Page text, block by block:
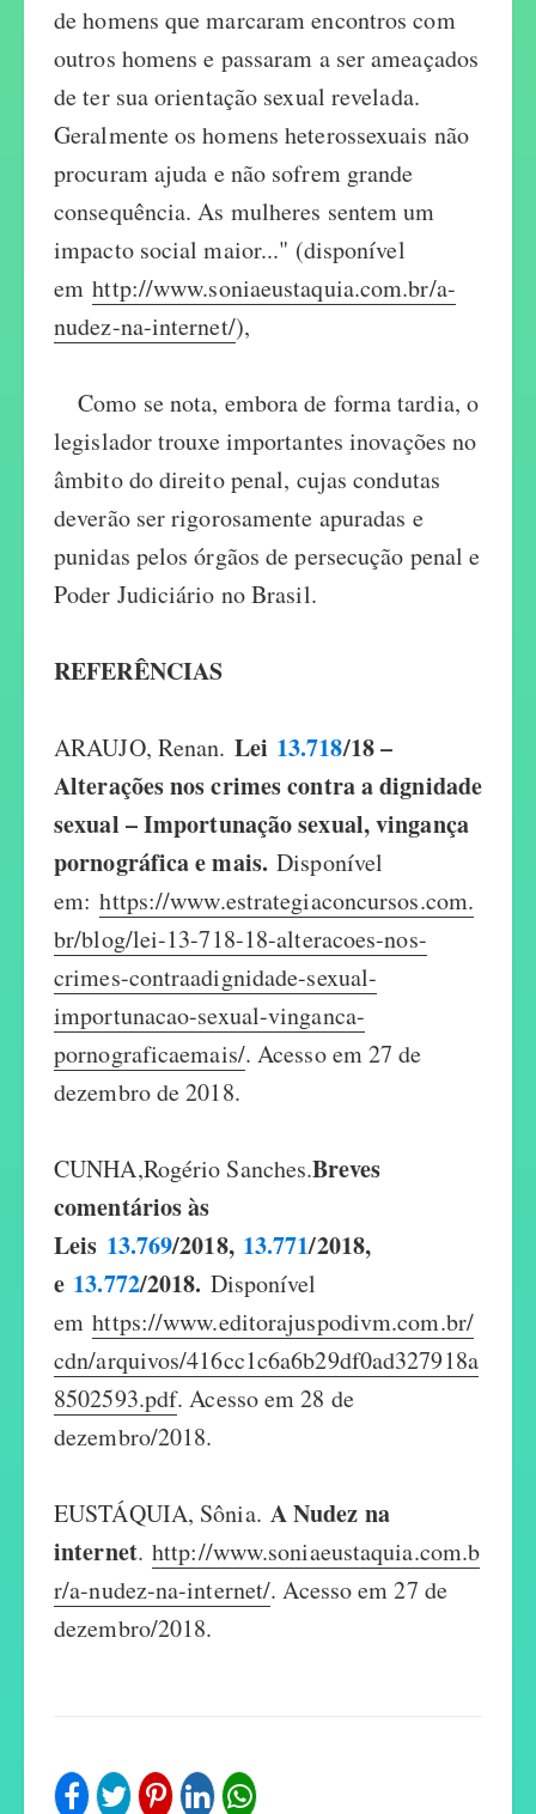
de homens que marcaram encontros com
outros homens e passaram a ser ameaçados
de ter sua orientação sexual revelada.
Geralmente os homens heterossexuais não
procuram ajuda e não sofrem grande
consequência. As mulheres sentem um
impacto social maior..." (disponível
emhttp://www.soniaeustaquia.com.br/a-
nudez-na-internet/),
Como se nota, embora de forma tardia, o
legislador trouxe importantes inovações no
âmbito do direito penal, cujas condutas
deverão ser rigorosamente apuradas e
punidas pelos órgãos de persecução penal e
Poder Judiciário no Brasil.
REFERÊNCIAS
ARAUJO, Renan. Lei 13.718/18 –
Alterações nos crimes contra a dignidade
sexual – Importunação sexual, vingança
pornográfica e mais.Disponível
em:https://www.estrategiaconcursos.com.
br/blog/lei-13-718-18-alteracoes-nos-
crimes-contraadignidade-sexual-
importunacao-sexual-vinganca-
pornograficaemais/. Acesso em 27 de
dezembro de 2018.
CUNHA,Rogério Sanches.Breves
comentários às
Leis 13.769/2018, 13.771/2018,
e 13.772/2018. Disponível
emhttps://www.editorajuspodivm.com.br/
cdn/arquivos/416cc1c6a6b29df0ad327918a
8502593.pdf. Acesso em 28 de
dezembro/2018.
EUSTÁQUIA, Sônia. A Nudez na
internet.http://www.soniaeustaquia.com.b
r/a-nudez-na-internet/. Acesso em 27 de
dezembro/2018.